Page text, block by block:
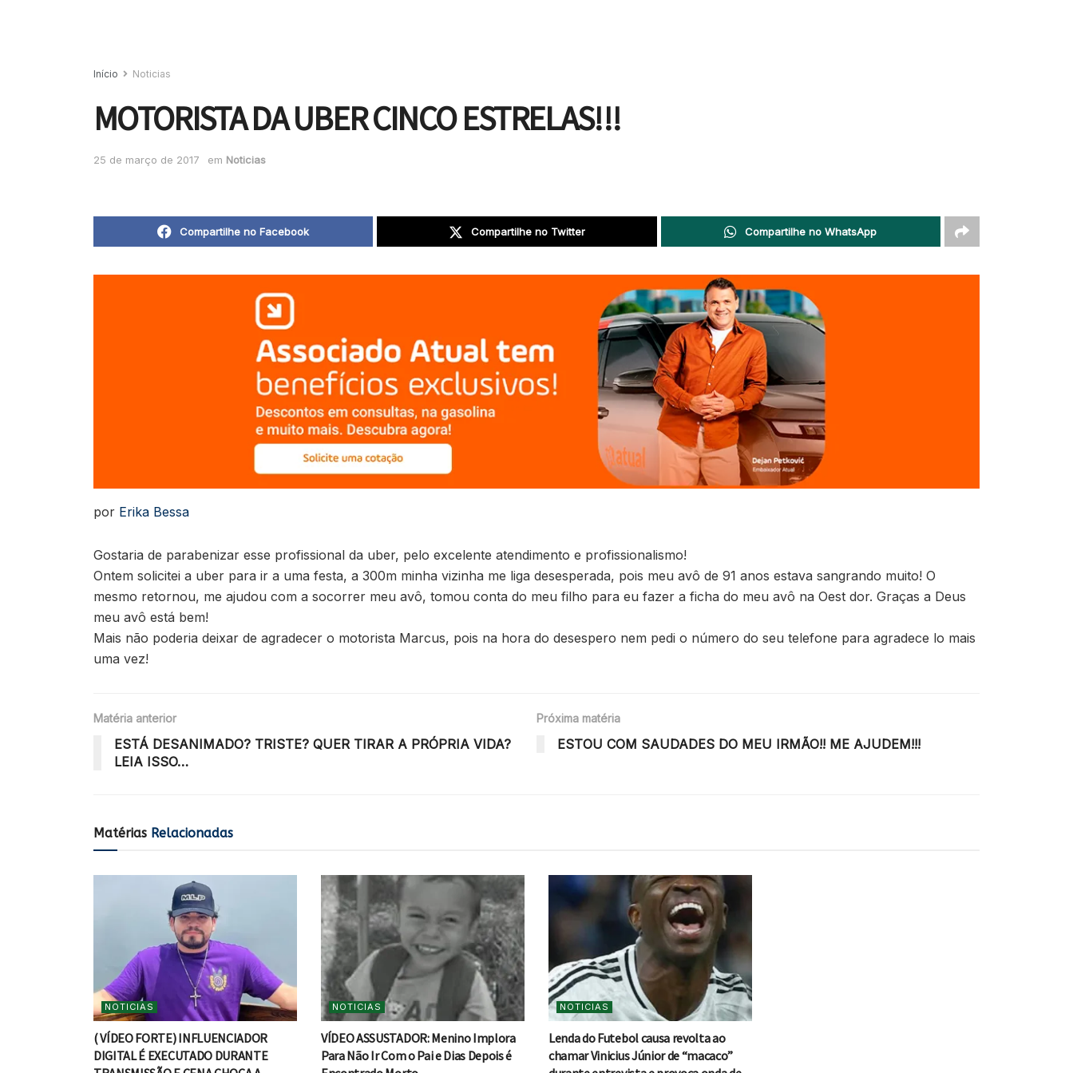
Início Noticias
MOTORISTA DA UBER CINCO ESTRELAS!!!
25 de março de 2017 em Noticias
Compartilhe no Facebook Compartilhe no Twitter Compartilhe no WhatsApp
por Erika Bessa
Gostaria de parabenizar esse profissional da uber, pelo excelente atendimento e profissionalismo!
Ontem solicitei a uber para ir a uma festa, a 300m minha vizinha me liga desesperada, pois meu avô de 91 anos estava sangrando muito! O
mesmo retornou, me ajudou com a socorrer meu avô, tomou conta do meu filho para eu fazer a ficha do meu avô na Oest dor. Graças a Deus
meu avô está bem!
Mais não poderia deixar de agradecer o motorista Marcus, pois na hora do desespero nem pedi o número do seu telefone para agradece lo mais
uma vez!
Matéria anterior
ESTÁ DESANIMADO? TRISTE? QUER TIRAR A PRÓPRIA VIDA?
LEIA ISSO…
Próxima matéria
ESTOU COM SAUDADES DO MEU IRMÃO!! ME AJUDEM!!!
Matérias Relacionadas
NOTICIAS
( VÍDEO FORTE) INFLUENCIADOR
DIGITAL É EXECUTADO DURANTE
NOTICIAS
VÍDEO ASSUSTADOR: Menino Implora
Para Não Ir Com o Pai e Dias Depois é
NOTICIAS
Lenda do Futebol causa revolta ao
chamar Vinicius Júnior de “macaco”